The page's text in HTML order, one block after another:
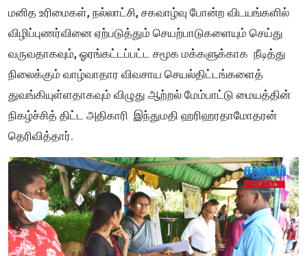
மனித உரிமைகள், நல்லாட்சி, சகவாழ்வு போன்ற விடயங்களில்
விழிப்புணர்வினை ஏற்படுத்தும் செயற்பாடுகளையும் செய்து
வருவதாகவும், ஓரங்கட்டப்பட்ட சமூக மக்களுக்காக நீடித்து
நிலைக்கும் வாழ்வாதார விவசாய செயல்திட்டங்களைத்
துவங்கியுள்ளதாகவும் விழுது ஆற்றல் மேம்பாட்டு மையத்தின்
நிகழ்ச்சித் திட்ட அதிகாரி இந்துமதி ஹரிஹரதாமோதரன்
தெரிவித்தார்.